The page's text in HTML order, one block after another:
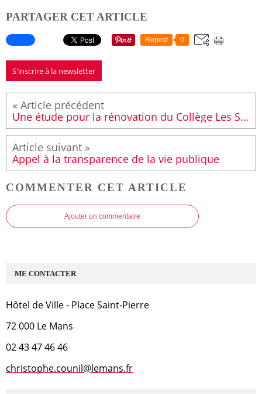
PARTAGER CET ARTICLE
Repost 0
S'inscrire à la newsletter
Une étude pour la rénovation du Collège Les Sources
Appel à la transparence de la vie publique
COMMENTER CET ARTICLE
Ajouter un commentaire
ME CONTACTER
Hôtel de Ville - Place Saint-Pierre
72 000 Le Mans
02 43 47 46 46
christophe.counil@lemans.fr